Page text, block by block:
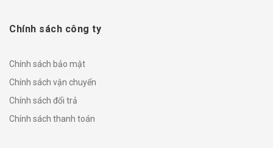
Chính sách công ty
Chính sách bảo mật
Chính sách vận chuyển
Chính sách đổi trả
Chính sách thanh toán